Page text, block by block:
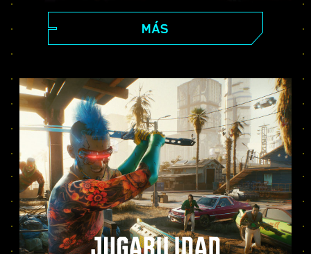
rascacielos del Centro Corporativo hasta la
extensa periferia de las Badlands, Night
City está llena de secretos por descubrir.
MÁS